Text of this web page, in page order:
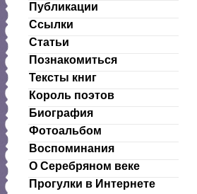
Публикации
Ссылки
Статьи
Познакомиться
Тексты книг
Король поэтов
Биография
Фотоальбом
Воспоминания
О Серебряном веке
Прогулки в Интернете